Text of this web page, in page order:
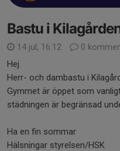
Bastu i
14 jul, 16:12
0
Hej
Herr- och dambastu i
Gymmet är öppet som
städningen är begränsad
Ha en fin sommar
Hälsningar styrelsen/HSK